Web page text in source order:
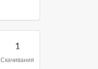
1
Скачивания